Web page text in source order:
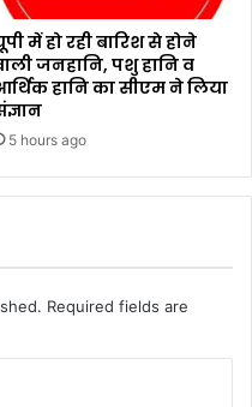
में हो रही बारिश से होने
जनहानि, पशु हानि व
हानि का सीएम ने लिया
5 hours ago
Required fields are